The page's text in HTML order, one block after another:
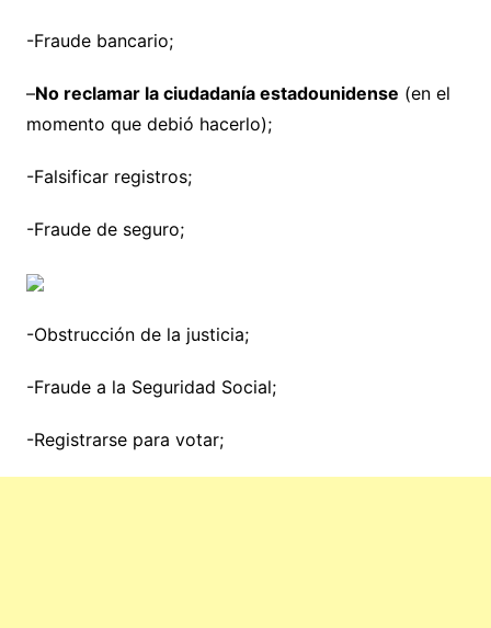
-Fraude bancario;
–No reclamar la ciudadanía estadounidense (en el
momento que debió hacerlo);
-Falsificar registros;
-Fraude de seguro;
-Obstrucción de la justicia;
-Fraude a la Seguridad Social;
-Registrarse para votar;